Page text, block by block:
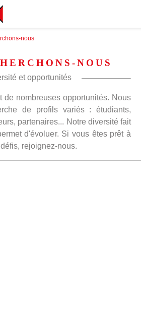
nous
NOUS
et opportunités
de nombreuses opportunités. Nous
de profils variés : étudiants,
partenaires... Notre diversité fait
d'évoluer. Si vous êtes prêt à
rejoignez-nous.